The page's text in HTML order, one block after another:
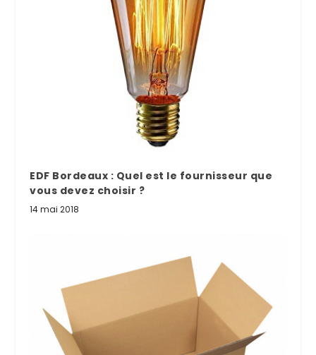
EDF Bordeaux : Quel est le fournisseur que
vous devez choisir ?
14 mai 2018